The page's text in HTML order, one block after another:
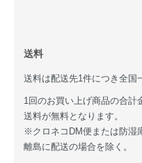
送料
送料は配送先1件につき全国
1回のお買い上げ商品の合計
送料が無料となります。
※クロネコDM便または防湿
離島に配送の場合を除く。